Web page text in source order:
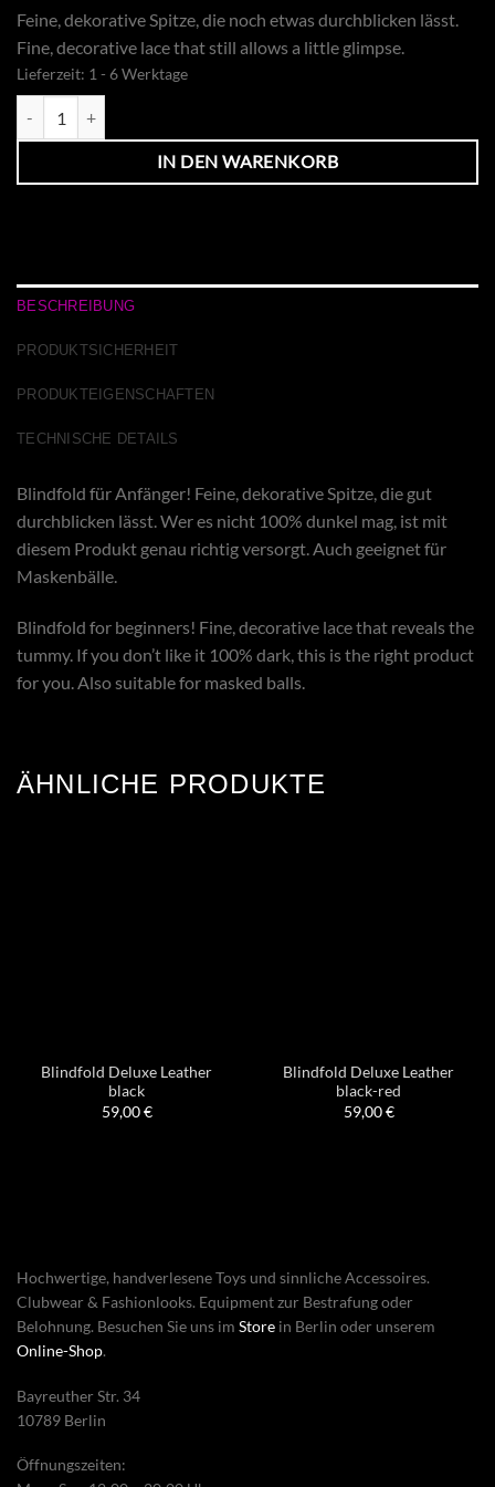
Feine, dekorative Spitze, die noch etwas durchblicken lässt.
Fine, decorative lace that still allows a little glimpse.
Lieferzeit: 1 - 6 Werktage
IN DEN WARENKORB
BESCHREIBUNG
PRODUKTSICHERHEIT
PRODUKTEIGENSCHAFTEN
TECHNISCHE DETAILS
Blindfold für Anfänger! Feine, dekorative Spitze, die gut
durchblicken lässt. Wer es nicht 100% dunkel mag, ist mit
diesem Produkt genau richtig versorgt. Auch geeignet für
Maskenbälle.
Blindfold for beginners! Fine, decorative lace that reveals the
tummy. If you don’t like it 100% dark, this is the right product
for you. Also suitable for masked balls.
ÄHNLICHE PRODUKTE
Blindfold Deluxe Leather
black
59,00€
Blindfold Deluxe Leather
black-red
59,00€
Hochwertige, handverlesene Toys und sinnliche Accessoires.
Clubwear & Fashionlooks. Equipment zur Bestrafung oder
Belohnung. Besuchen Sie uns im Store in Berlin oder unserem
Online-Shop.
Bayreuther Str. 34
10789 Berlin
Öffnungszeiten: